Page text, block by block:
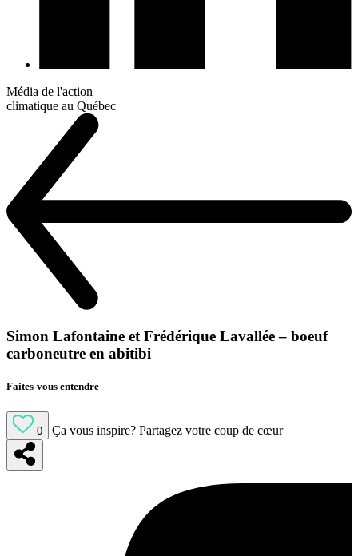
Média de l'action
climatique au Québec
Simon Lafontaine et Frédérique Lavallée – boeuf
carboneutre en abitibi
Faites-vous entendre
0 Ça vous inspire? Partagez votre coup de cœur